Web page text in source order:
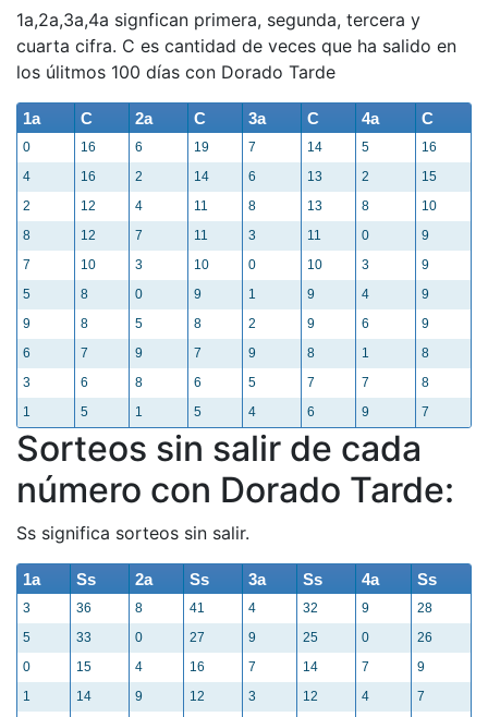
1a,2a,3a,4a signfican primera, segunda, tercera y
cuarta cifra. C es cantidad de veces que ha salido en
los úlitmos 100 días con Dorado Tarde
1a C 2a C 3a C 4a C
0 16 6 19 7 14 5
16
4
16 2 14 6 13 2
15
2
12 4 11 8 13 8
10
8
12 7 11 3 11 0
9
7
10 3 10 0 10 3
9
5
8 0 9 1 9 4
9
9
8 5 8 2 9 6
9
6
7 9 7 9 8 1
8
3
6 8 6 5 7 7
8
1
5 1 5 4 6 9 7
Sorteos sin salir de cada
número con Dorado Tarde:
Ss significa sorteos sin salir.
1a Ss 2a Ss 3a Ss 4a Ss
3 36 8 41 4 32 9
28
5
33 0 27 9 25 0
26
0
15 4 16 7 14 7
9
1
14 9 12 3 12 4
7